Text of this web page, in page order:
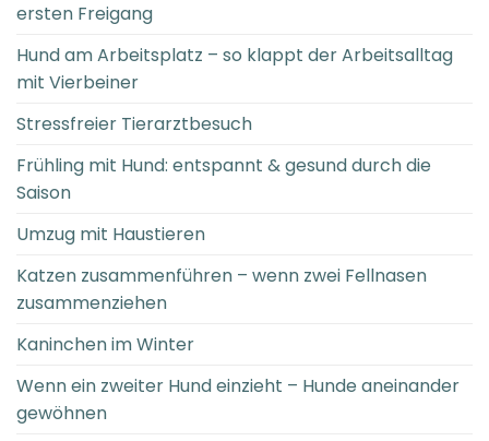
ersten Freigang
Hund am Arbeitsplatz – so klappt der Arbeitsalltag
mit Vierbeiner
Stressfreier Tierarztbesuch
Frühling mit Hund: entspannt & gesund durch die
Saison
Umzug mit Haustieren
Katzen zusammenführen – wenn zwei Fellnasen
zusammenziehen
Kaninchen im Winter
Wenn ein zweiter Hund einzieht – Hunde aneinander
gewöhnen